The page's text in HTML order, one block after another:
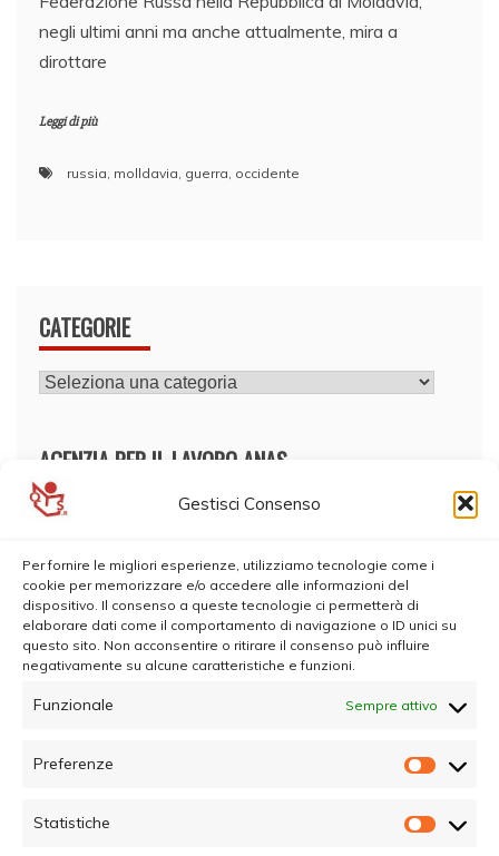
Gestisci Consenso
Per fornire le migliori esperienze, utilizziamo tecnologie come i
cookie per memorizzare e/o accedere alle informazioni del
dispositivo. Il consenso a queste tecnologie ci permetterà di
elaborare dati come il comportamento di navigazione o ID unici su
questo sito. Non acconsentire o ritirare il consenso può influire
negativamente su alcune caratteristiche e funzioni.
Funzionale Sempre attivo
Preferenze
Statistiche
negli ultimi anni ma anche attualmente, mira a
dirottare
Leggi di più
russia, molldavia, guerra, occidente
CATEGORIE
CATEGORIE
AGENZIA PER IL LAVORO ANAS